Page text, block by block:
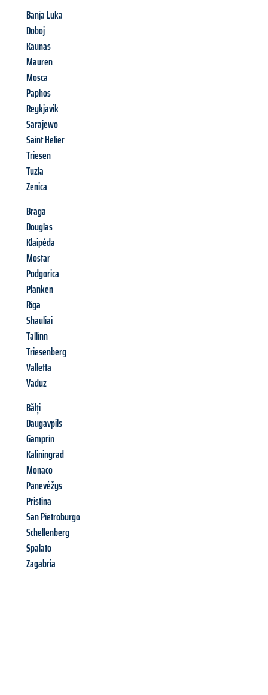
Banja Luka
Doboj
Kaunas
Mauren
Mosca
Paphos
Reykjavik
Sarajewo
Saint Helier
Triesen
Tuzla
Zenica
Braga
Douglas
Klaipéda
Mostar
Podgorica
Planken
Riga
Shauliai
Tallinn
Triesenberg
Valletta
Vaduz
Bălți
Daugavpils
Gamprin
Kaliningrad
Monaco
Panevėžys
Pristina
San Pietroburgo
Schellenberg
Spalato
Zagabria